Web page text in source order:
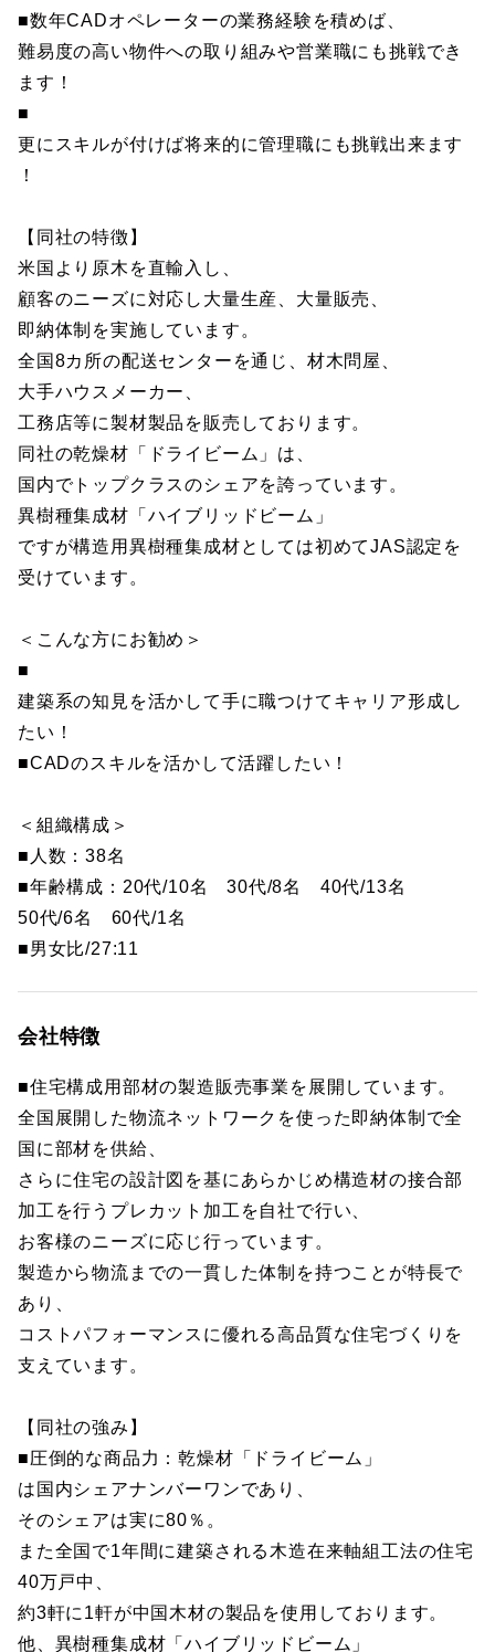
■数年CADオペレーターの業務経験を積めば、
難易度の高い物件への取り組みや営業職にも挑戦でき
ます！
■
更にスキルが付けば将来的に管理職にも挑戦出来ます
！
【同社の特徴】
米国より原木を直輸入し、
顧客のニーズに対応し大量生産、大量販売、
即納体制を実施しています。
全国8カ所の配送センターを通じ、材木問屋、
大手ハウスメーカー、
工務店等に製材製品を販売しております。
同社の乾燥材「ドライビーム」は、
国内でトップクラスのシェアを誇っています。
異樹種集成材「ハイブリッドビーム」
ですが構造用異樹種集成材としては初めてJAS認定を
受けています。
＜こんな方にお勧め＞
■
建築系の知見を活かして手に職つけてキャリア形成し
たい！
■CADのスキルを活かして活躍したい！
＜組織構成＞
■人数：38名
■年齢構成：20代/10名 30代/8名 40代/13名
50代/6名 60代/1名
■男女比/27:11
会社特徴
■住宅構成用部材の製造販売事業を展開しています。
全国展開した物流ネットワークを使った即納体制で全
国に部材を供給、
さらに住宅の設計図を基にあらかじめ構造材の接合部
加工を行うプレカット加工を自社で行い、
お客様のニーズに応じ行っています。
製造から物流までの一貫した体制を持つことが特長で
あり、
コストパフォーマンスに優れる高品質な住宅づくりを
支えています。
【同社の強み】
■圧倒的な商品力：乾燥材「ドライビーム」
は国内シェアナンバーワンであり、
そのシェアは実に80％。
また全国で1年間に建築される木造在来軸組工法の住宅
40万戸中、
約3軒に1軒が中国木材の製品を使用しております。
他、異樹種集成材「ハイブリッドビーム」